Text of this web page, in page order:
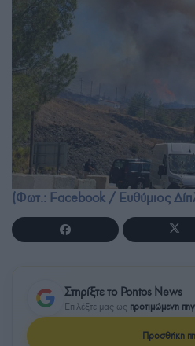
(Φωτ.: Facebook / Ευθύμιος
Στηρίξτε το Pontos News
Επιλέξτε μας ως προτιμώμενη
Προσθήκη